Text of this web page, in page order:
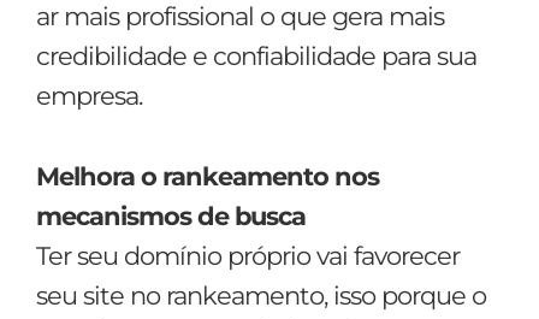
ar mais profissional o que gera mais
credibilidade e confiabilidade para sua
empresa.
Melhora o rankeamento nos
mecanismos de busca
Ter seu domínio próprio vai favorecer
seu site no rankeamento, isso porque o